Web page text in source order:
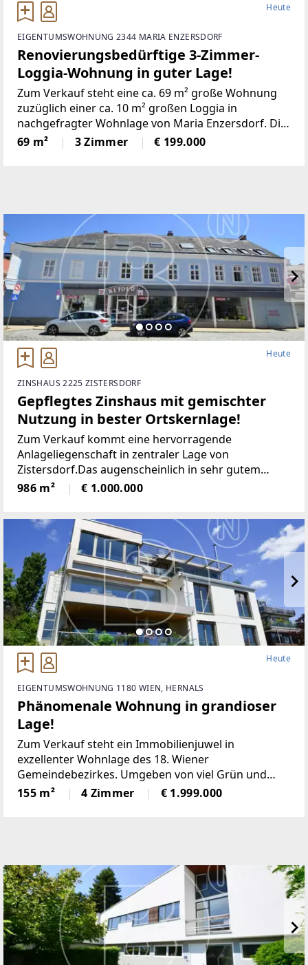
Heute
EIGENTUMSWOHNUNG 2344 MARIA ENZERSDORF
Renovierungsbedürftige 3-Zimmer-
Loggia-Wohnung in guter Lage!
Zum Verkauf steht eine ca. 69 m² große Wohnung
zuzüglich einer ca. 10 m² großen Loggia in
nachgefragter Wohnlage von Maria Enzersdorf. Die
Marktgemeinde
69 m² 3 Zimmer € 199.000
Heute
ZINSHAUS 2225 ZISTERSDORF
Gepflegtes Zinshaus mit gemischter
Nutzung in bester Ortskernlage!
Zum Verkauf kommt eine hervorragende
Anlageliegenschaft in zentraler Lage von
Zistersdorf.Das augenscheinlich in sehr gutem
Erhaltungszustand befindliche Objekt liegt im
historischen Stadtkern, direkt gegenüber
986 m² € 1.000.000
Heute
EIGENTUMSWOHNUNG 1180 WIEN, HERNALS
Phänomenale Wohnung in grandioser
Lage!
Zum Verkauf steht ein Immobilienjuwel in
exzellenter Wohnlage des 18. Wiener
Gemeindebezirkes. Umgeben von viel Grün und
Ruhe und doch mit kompletter städtischer
Infrastruktur und guter öffentlicher
155 m² 4 Zimmer € 1.999.000